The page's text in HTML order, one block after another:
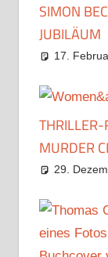
SIMON
JUBILÄUM
17.
THRILLER-
MURDER
29.